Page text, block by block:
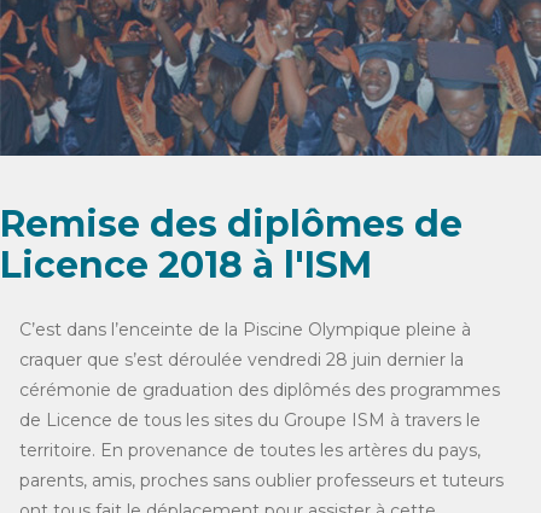
Remise des diplômes de
Licence 2018 à l'ISM
C’est dans l’enceinte de la Piscine Olympique pleine à
craquer que s’est déroulée vendredi 28 juin dernier la
cérémonie de graduation des diplômés des programmes
de Licence de tous les sites du Groupe ISM à travers le
territoire. En provenance de toutes les artères du pays,
parents, amis, proches sans oublier professeurs et tuteurs